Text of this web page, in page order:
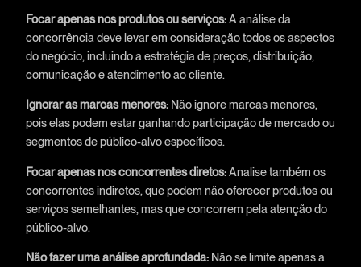
Focar apenas nos produtos ou serviços:A análise da
concorrência deve levar em consideração todos os aspectos
do negócio, incluindo a estratégia de preços, distribuição,
comunicação e atendimento ao cliente.
Ignorar as marcas menores: Não ignore marcas menores,
pois elas podem estar ganhando participação de mercado ou
segmentos de público-alvo específicos.
Focar apenas nos concorrentes diretos:Analise também os
concorrentes indiretos, que podem não oferecer produtos ou
serviços semelhantes, mas que concorrem pela atenção do
público-alvo.
Não fazer uma análise aprofundada:Não se limite apenas a